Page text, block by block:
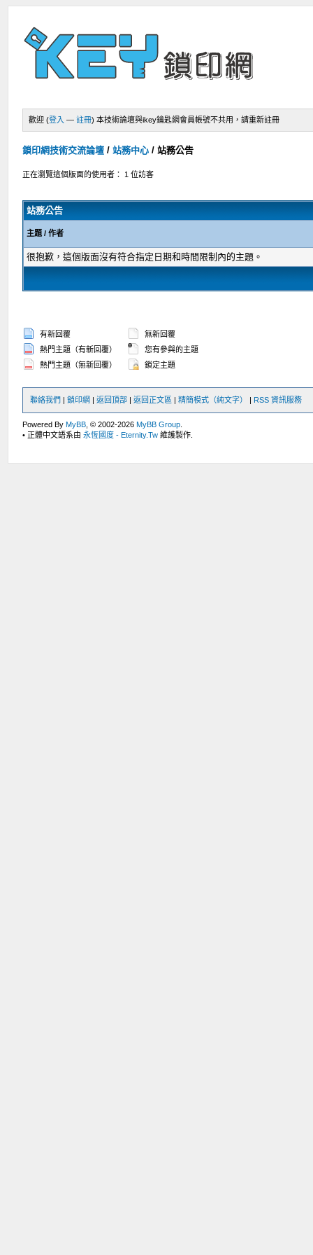
歡迎 (登入 —註冊) 本技術論壇與ikey鑰匙網會員帳號不共用，請重新註冊
鎖印網技術交流論壇 /站務中心 /站務公告
正在瀏覽這個版面的使用者： 1 位訪客
站務公告
主題 /作者
很抱歉，這個版面沒有符合指定日期和時間限制內的主題。
有新回覆
熱門主題（有新回覆）
熱門主題（無新回覆）
無新回覆
您有參與的主題
鎖定主題
聯絡我們 |鎖印網 |返回頂部 |返回正文區 |精簡模式（純文字） | RSS 資訊服務
Powered ByMyBB , © 2002-2026MyBB Group
• 正體中文語系由永恆國度 - Eternity.Tw 維護製作.